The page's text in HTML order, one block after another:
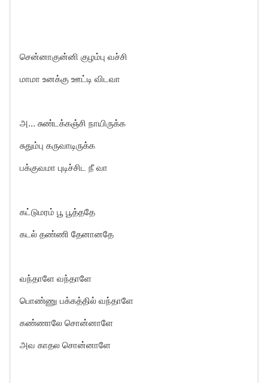
சென்னாகுன்னி குழம்பு வச்சி
மாமா உனக்கு ஊட்டி விடவா
அ… சுண்டக்கஞ்சி நாயிருக்க
சுதும்பு கருவாடிருக்க
பக்குவமா புடிச்சிட நீ வா
கட்டுமரம் பூ பூத்ததே
கடல் தண்ணி தேனானதே
வந்தாளே வந்தாளே
பொண்ணு பக்கத்தில் வந்தாளே
கண்ணாலே சொன்னாளே
அவ காதல சொன்னாளே